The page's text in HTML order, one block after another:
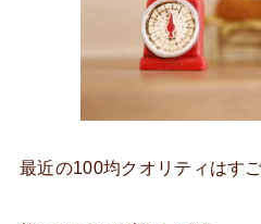
最近の100均クオリティはす